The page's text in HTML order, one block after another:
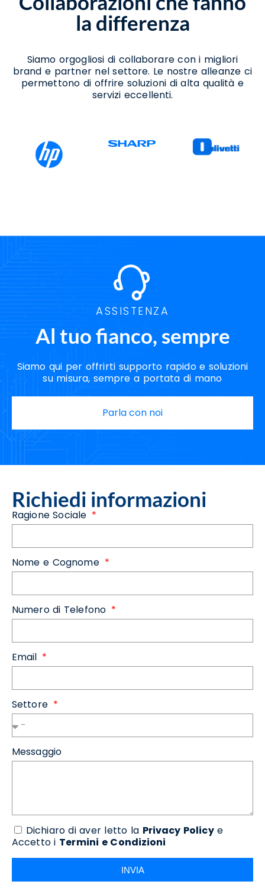
Noleggio Stampanti Termiche Macerata
Campania
Vendita Stampanti Macerata Campania
la differenza
Siamo orgogliosi di collaborare con i migliori
brand e partner nel settore. Le nostre alleanze ci
permettono di offrire soluzioni di alta qualità e
servizi eccellenti.
ASSISTENZA
Al tuo fianco, sempre
Siamo qui per offrirti supporto rapido e soluzioni
su misura, sempre a portata di mano
Parla con noi
Richiedi informazioni
Ragione Sociale
Nome e Cognome
Numero di Telefono
Email
Settore
Messaggio
Dichiaro di aver letto la Privacy Policye
Accetto i Termini e Condizioni
INVIA